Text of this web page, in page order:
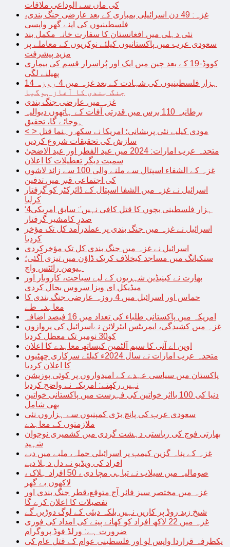
کی ماں سے الوداعی ملاقات
غزہ: 49 دن اسرائیلی بمباری کے بعد عارضی جنگ بندی،
فلسطینیوں کی اپنے گھر واپسی
نئی دہلی میں افغانستان کا سفارت خانہ مکمل بند
سعودی عرب میں پاکستانیوں کیلئے نوکریوں کے معاملے پر
مزید پیشرفت
کووڈ-19 کے بعد چین میں ایک اور پُراسرار قسم کی بیماری
پھیلنے لگی
14 ہزار فلسطینیوں کی شہادت کے بعد غزہ میں 4 روزہ
جنگ بندی کا آغاز ہوگیا
غزہ میں عارضی جنگ بندی
برطانیہ 110 برس میں قدرتی آفات کے ہاتھوں دیوالیہ
ہوجائے گا، تحقیق
< > مودی کیلیے نئی پریشانی؛ امریکا نے سکھ رہنما قتل
سازش کی تحقیقات شروع کردیں
متحدہ عرب امارات: 2024 میں عید الفطر اور عید الاضحیٰ
سمیت دیگر تعطیلات کا اعلان
غزہ کے الشفاء اسپتال سے ملنے والی 100 سے زائد لاشوں
کی اجتماعی قبر میں تدفین
اسرائیل نے غزہ میں الشفا اسپتال کے ڈائرکٹر کو گرفتار
کرلیا
‘4ہزار فلسطینی بچوں کا قتل کافی نہیں’: سابق امریکی
صدر کامشیر گرفتار
اسرائیل نے غزہ میں جنگ بندی پر عملدرآمد کل تک مؤخر
کردیا
اسرائیل نے غزہ میں جنگ بندی کل تک مؤخرکردی
سنکیانگ میں مساجد کیخلاف کریک ڈاؤن میں تیزی آگئی؛
ہیومن رائٹس واچ
بھارت نے کینیڈین شہریوں کے لیے سیاحت، کاروبار اور
میڈیکل ای ویزا سروس بحال کردی
حماس اور اسرائیل میں 4 روزہ عارضی جنگ بندی کا
معاہدہ طے
امریکہ میں پاکستانی طلباء کی تعداد میں 16 فیصد اضافہ
غزہ میں کشیدگی، ایمریٹس ایئرلائن نےاسرائیل کی پروازوں
کو30 نومبر تک معطل کردیا
اوپن اے آئی کا سیم آلٹمین کیساتھ معاہدے کا اعلان
متحدہ عرب امارات نے سال 2024ء کیلئے سرکاری چھٹیوں
کا اعلان کردیا
پاکستان میں سیاسی عہدے کے امیدواروں پر کوئی پوزیشن
نہیں رکھتے: امریکہ نے واضح کردیا
دنیا کی 100 بااثر خواتین کی فہرست میں پاکستانی خواتین
بھی شامل
سعودی عرب کی پانچ بڑی کمپنیوں سے ہزاروں نئی
ملازمتوں کے معاہدے
بھارتی فوج کی ریاستی دہشت گردی میں کشمیری نوجوان
شہید
غزہ کے پناہ گزین کیمپ پر اسرائیلی حملہ، ملبے میں دبے
افراد کی ویڈیو نے دل دہلا دیے
صومالیہ میں سیلاب نے تباہی مچا دی ، 50 افراد ہلاک ،
لاکھوں بے گھر
غزہ میں مختصر سیز فائر آج متوقع،قطر جنگ بندی اور
تفصیلات کا اعلان کرے گا
شیخ زید روڈ پر کاریں نہیں بلکہ دبئی کے لوگ دوڑیں گے
غزہ میں 22 لاکھ افراد کو کھانے پینے کی امداد کی فوری
ضرورت ہے: ورلڈ فوڈ پروگرام
یکطرفہ قراردا واپس لو اور فلسطینی عوام کے قتل عام کی